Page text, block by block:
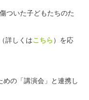
ついた子どもたちのた
詳しくはこちら）を応
の「講演会」と連携し